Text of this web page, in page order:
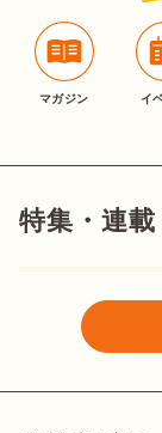
マガジン イ
特集・連載